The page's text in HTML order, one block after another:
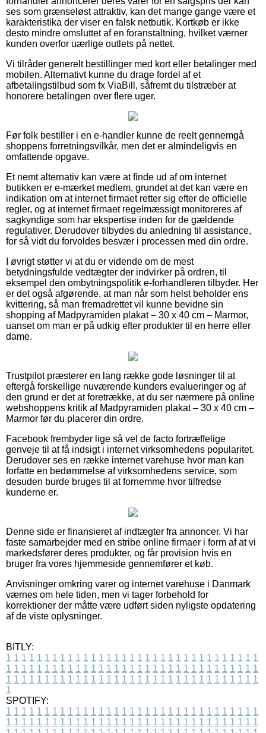
ses som grænseløst attraktiv, kan det mange gange være et
karakteristika der viser en falsk netbutik. Kortkøb er ikke
desto mindre omsluttet af en foranstaltning, hvilket værner
kunden overfor uærlige outlets på nettet.
Vi tilråder generelt bestillinger med kort eller betalinger med
mobilen. Alternativt kunne du drage fordel af et
afbetalingstilbud som fx ViaBill, såfremt du tilstræber at
honorere betalingen over flere uger.
Før folk bestiller i en e-handler kunne de reelt gennemgå
shoppens forretningsvilkår, men det er almindeligvis en
omfattende opgave.
Et nemt alternativ kan være at finde ud af om internet
butikken er e-mærket medlem, grundet at det kan være en
indikation om at internet firmaet retter sig efter de officielle
regler, og at internet firmaet regelmæssigt monitoreres af
sagkyndige som har ekspertise inden for de gældende
regulativer. Derudover tilbydes du anledning til assistance,
for så vidt du forvoldes besvær i processen med din ordre.
I øvrigt støtter vi at du er vidende om de mest
betydningsfulde vedtægter der indvirker på ordren, til
eksempel den ombytningspolitik e-forhandleren tilbyder. Her
er det også afgørende, at man når som helst beholder ens
kvittering, så man fremadrettet vil kunne bevidne sin
shopping af Madpyramiden plakat – 30 x 40 cm – Marmor,
uanset om man er på udkig efter produkter til en herre eller
dame.
Trustpilot præsterer en lang række gode løsninger til at
eftergå forskellige nuværende kunders evalueringer og af
den grund er det at foretrække, at du ser nærmere på online
webshoppens kritik af Madpyramiden plakat – 30 x 40 cm –
Marmor før du placerer din ordre.
Facebook frembyder lige så vel de facto fortræffelige
genveje til at få indsigt i internet virksomhedens popularitet.
Derudover ses en række internet varehuse hvor man kan
forfatte en bedømmelse af virksomhedens service, som
desuden burde bruges til at fornemme hvor tilfredse
kunderne er.
Denne side er finansieret af indtægter fra annoncer. Vi har
faste samarbejder med en stribe online firmaer i form af at vi
markedsfører deres produkter, og får provision hvis en
bruger fra vores hjemmeside gennemfører et køb.
Anvisninger omkring varer og internet varehuse i Danmark
værnes om hele tiden, men vi tager forbehold for
korrektioner der måtte være udført siden nyligste opdatering
af de viste oplysninger.
BITLY:
1 1 1 1 1 1 1 1 1 1 1 1 1 1 1 1 1 1 1 1 1 1 1 1 1 1 1 1 1 1 1 1 1
1 1 1 1 1 1 1 1 1 1 1 1 1 1 1 1 1 1 1 1 1 1 1 1 1 1 1 1 1 1 1 1 1
1 1 1 1 1 1 1 1 1 1 1 1 1 1 1 1 1 1 1 1 1 1 1 1 1 1 1 1 1 1 1 1 1
1
SPOTIFY:
1 1 1 1 1 1 1 1 1 1 1 1 1 1 1 1 1 1 1 1 1 1 1 1 1 1 1 1 1 1 1 1 1
1 1 1 1 1 1 1 1 1 1 1 1 1 1 1 1 1 1 1 1 1 1 1 1 1 1 1 1 1 1 1 1 1